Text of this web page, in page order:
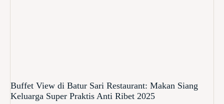
Buffet View di Batur Sari Restaurant: Makan Siang
Keluarga Super Praktis Anti Ribet 2025